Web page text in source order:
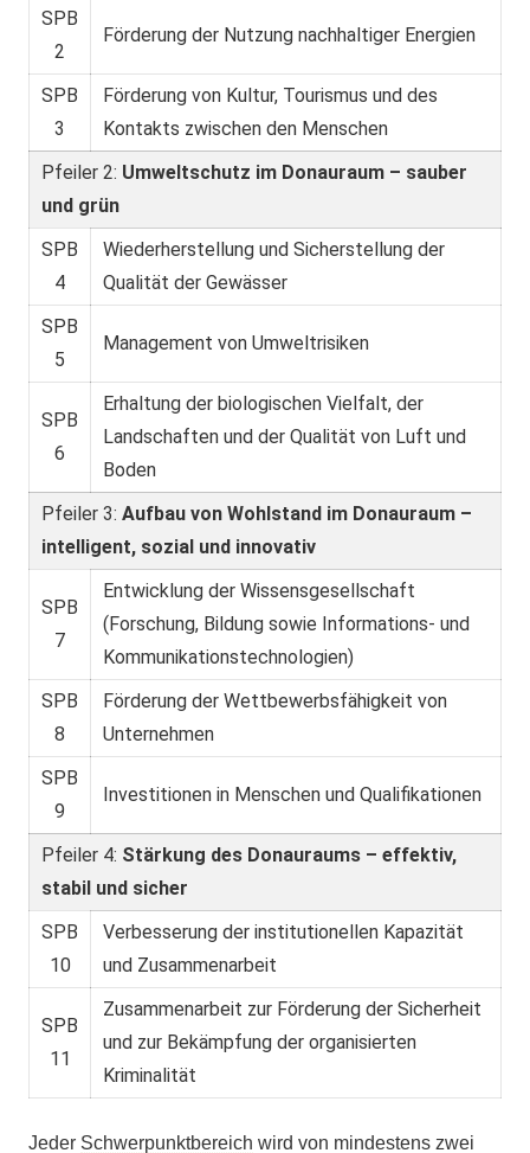
SPB
2
Förderung der Nutzung nachhaltiger Energien
SPB
3
Förderung von Kultur, Tourismus und des
Kontakts zwischen den Menschen
Pfeiler 2: Umweltschutz im Donauraum – sauber
und grün
SPB
4
Wiederherstellung und Sicherstellung der
Qualität der Gewässer
SPB
5
Management von Umweltrisiken
SPB
6
Erhaltung der biologischen Vielfalt, der
Landschaften und der Qualität von Luft und
Boden
Pfeiler 3: Aufbau von Wohlstand im Donauraum –
intelligent, sozial und innovativ
SPB
7
Entwicklung der Wissensgesellschaft
(Forschung, Bildung sowie Informations- und
Kommunikationstechnologien)
SPB
8
Förderung der Wettbewerbsfähigkeit von
Unternehmen
SPB
9
Investitionen in Menschen und Qualifikationen
Pfeiler 4: Stärkung des Donauraums – effektiv,
stabil und sicher
SPB
10
Verbesserung der institutionellen Kapazität
und Zusammenarbeit
SPB
11
Zusammenarbeit zur Förderung der Sicherheit
und zur Bekämpfung der organisierten
Kriminalität
Jeder Schwerpunktbereich wird von mindestens zwei